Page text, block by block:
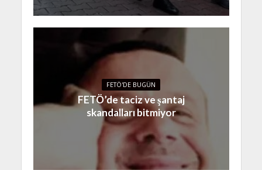
FETÖ'DE BUGÜN
FETÖ’de taciz ve şantaj
skandalları bitmiyor